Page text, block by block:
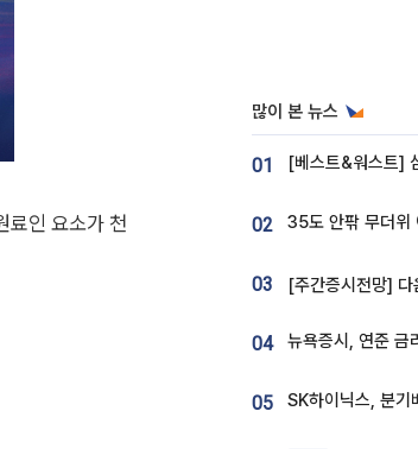
료인 요소가 천
많이 본 뉴스
01
02
03
04
05